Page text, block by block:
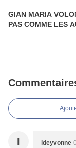
GIAN MARIA
PAS COMME LES
I ideyvonne